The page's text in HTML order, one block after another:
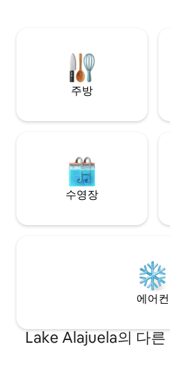
이 포함되어 있습니다. 예약하기 전
설명을 읽어주세요.
주방
수영장
에어컨
Lake Alajuela의 다